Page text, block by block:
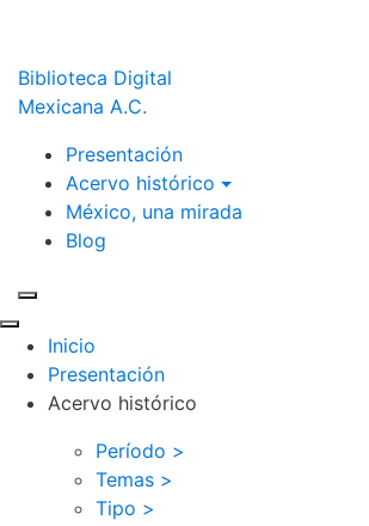
Biblioteca Digital
Mexicana A.C.
Presentación
Acervo histórico
México, una mirada
Blog
Inicio
Presentación
Acervo histórico
Período >
Temas >
Tipo >